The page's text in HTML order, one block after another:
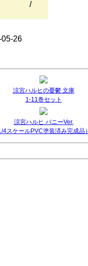
/
26
涼宮ハルヒの憂鬱 文庫
1-11巻セット
涼宮ハルヒ バニーVer.
4スケールPVC塗装済み完成品）